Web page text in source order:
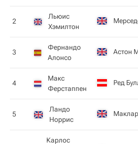
2
Льюис
Хэмилтон
3
Фернандо
Алонсо
Астон
4
Макс
Ферстаппен
Ред
5
Ландо
Норрис
Карлос